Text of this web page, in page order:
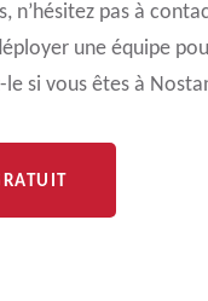
n’hésitez pas à
une équipe
si vous êtes à